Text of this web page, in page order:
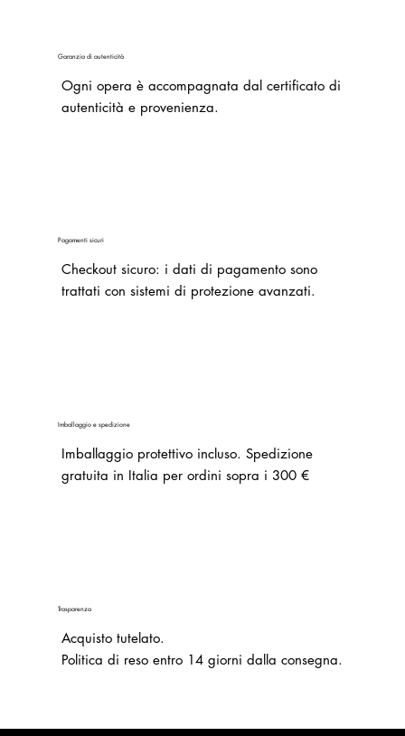
Garanzia di autenticità
Ogni opera è accompagnata dal certificato di
autenticità e provenienza.
Pagamenti sicuri
Checkout sicuro: i dati di pagamento sono
trattati con sistemi di protezione avanzati.
Imballaggio e spedizione
Imballaggio protettivo incluso. Spedizione
gratuita in Italia per ordini sopra i 300 €
Trasparenza
Acquisto tutelato.
Politica di reso entro 14 giorni dalla consegna.